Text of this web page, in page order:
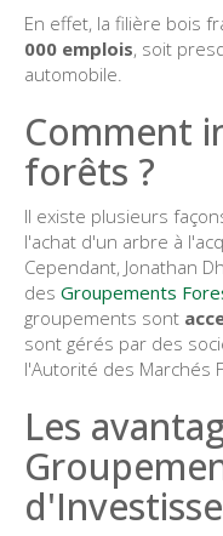
En effet, la filière bois
000 emplois, soit
automobile.
Comment
forêts ?
Il existe plusieurs
l'achat d'un arbre à
Cependant, Jonathan
des Groupements
groupements sont
sont gérés par des
l'Autorité des Marchés
Les